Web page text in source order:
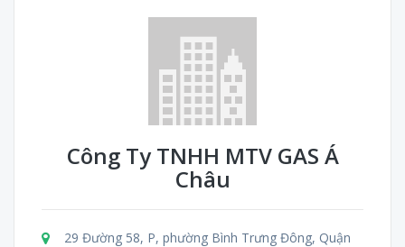
Công Ty TNHH MTV GAS Á
Châu
29 Đường 58, P, phường Bình Trưng Đông, Quận